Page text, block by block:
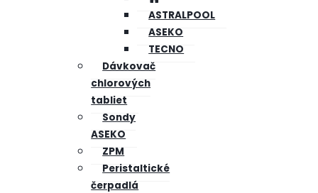
ASTRALPOOL
ASEKO
TECNO
Dávkovač
chlorových
tabliet
Sondy
ASEKO
ZPM
Peristaltické
čerpadlá